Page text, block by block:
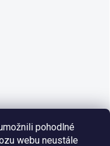
pohodlné
webu neustále